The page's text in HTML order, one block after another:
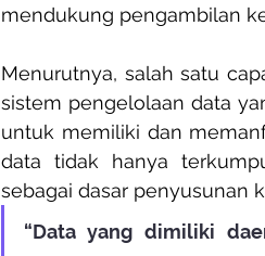
mendukung pengambilan
Menurutnya, salah satu
sistem pengelolaan data
untuk memiliki dan
data tidak hanya
sebagai dasar penyusunan
“Data yang dimiliki